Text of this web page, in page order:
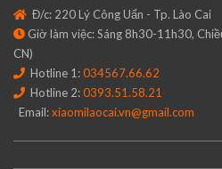
Đ/c: 220 Lý Công Uẩn - Tp. Lào Cai
Giờ làm việc: Sáng 8h30-11h30,
CN)
Hotline 1:034567.66.62
Hotline 2:0393.51.58.21
Email:xiaomilaocai.vn@gmail.com